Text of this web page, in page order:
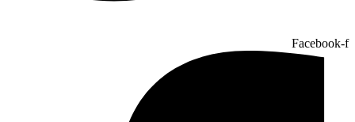
Facebook-f